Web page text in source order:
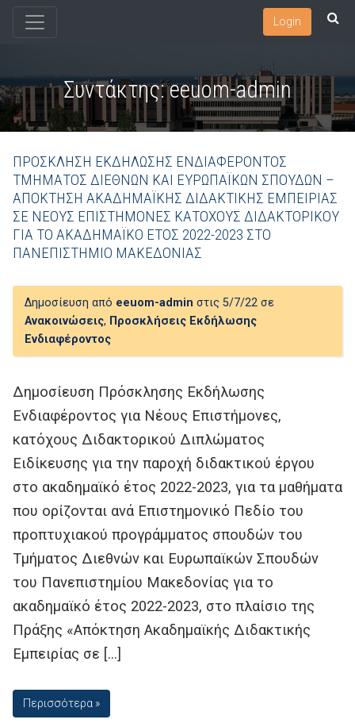
Login
Συντάκτης:eeuom-admin
ΠΡΟΣΚΛΗΣΗ ΕΚΔΗΛΩΣΗΣ ΕΝΔΙΑΦΕΡΟΝΤΟΣ
ΤΜΗΜΑΤΟΣ ΔΙΕΘΝΩΝ ΚΑΙ ΕΥΡΩΠΑΪΚΩΝ ΣΠΟΥΔΩΝ –
ΑΠΟΚΤΗΣΗ ΑΚΑΔΗΜΑΪΚΗΣ ΔΙΔΑΚΤΙΚΗΣ ΕΜΠΕΙΡΙΑΣ
ΣΕ ΝΕΟΥΣ ΕΠΙΣΤΗΜΟΝΕΣ ΚΑΤΟΧΟΥΣ ΔΙΔΑΚΤΟΡΙΚΟΥ
ΓΙΑ ΤΟ ΑΚΑΔΗΜΑΪΚΟ ΕΤΟΣ 2022-2023 ΣΤΟ
ΠΑΝΕΠΙΣΤΗΜΙΟ ΜΑΚΕΔΟΝΙΑΣ
Δημοσίευση από eeuom-admin στις 5/7/22 σε
Ανακοινώσεις, Προσκλήσεις Εκδήλωσης
Ενδιαφέροντος
Δημοσίευση Πρόσκλησης Εκδήλωσης
Ενδιαφέροντος για Νέους Επιστήμονες,
κατόχους Διδακτορικού Διπλώματος
Ειδίκευσης για την παροχή διδακτικού έργου
στο ακαδημαϊκό έτος 2022-2023, για τα μαθήματα
που ορίζονται ανά Επιστημονικό Πεδίο του
προπτυχιακού προγράμματος σπουδών του
Τμήματος Διεθνών και Ευρωπαϊκών Σπουδών
του Πανεπιστημίου Μακεδονίας για το
ακαδημαϊκό έτος 2022-2023, στο πλαίσιο της
Πράξης «Απόκτηση Ακαδημαϊκής Διδακτικής
Εμπειρίας σε […]
Περισσότερα »